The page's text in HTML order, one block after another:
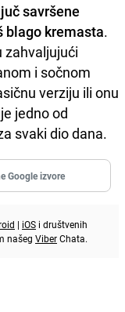
savršene
blago kremasta.
zahvaljujući
i sočnom
verziju ili onu
jedno od
svaki dio dana.
Google izvore
| iOS i društvenih
našeg ViberChata.